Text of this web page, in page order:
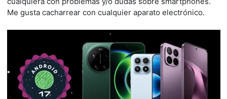
Me gusta cacharrear con cualquier aparato electrónico.